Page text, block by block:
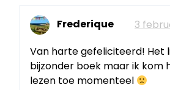
Frederique
3
Van harte gefeliciteerd! Het
bijzonder boek maar ik kom
lezen toe momenteel